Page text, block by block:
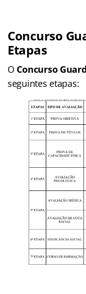
Concurso
Etapas
O Concurso
seguintes etapas: